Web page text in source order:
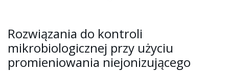
Rozwiązania do kontroli
mikrobiologicznej przy użyciu
promieniowania niejonizującego